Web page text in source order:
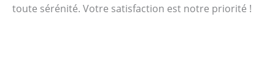
toute sérénité. Votre satisfaction est notre priorité !